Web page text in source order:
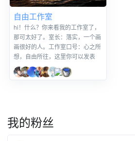
自由工作室
hi！什么？你来看我的工作室了，
那可太好了。室长：落实，一个画
画很好的人。工作室口号：心之所
想，自由所往，这里你可以发表
我的粉丝